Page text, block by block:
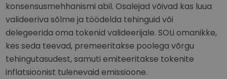
konsensusmehhanismi abil. Osalejad võivad kas luua
valideeriva sõlme ja töödelda tehinguid või
delegeerida oma tokenid valideerijale. SOLi omanikke,
kes seda teevad, premeeritakse poolega võrgu
tehingutasudest, samuti emiteeritakse tokenite
inflatsioonist tulenevaid emissioone.